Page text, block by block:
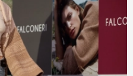
HÍRLEVÉL